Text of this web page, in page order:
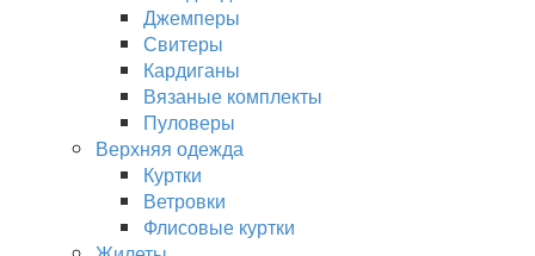
Джемперы
Свитеры
Кардиганы
Вязаные комплекты
Пуловеры
Верхняя одежда
Куртки
Ветровки
Флисовые куртки